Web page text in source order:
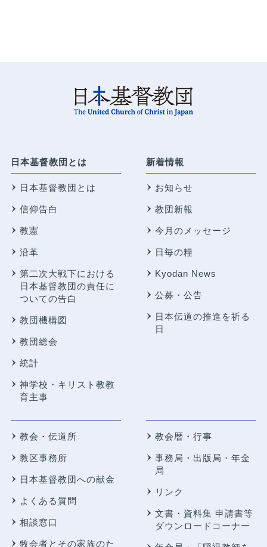
日本基督教団とは
日本基督教団とは
信仰告白
教憲
沿革
第二次大戦下における
日本基督教団の責任に
ついての告白
教団機構図
教団総会
統計
神学校・キリスト教教
育主事
新着情報
お知らせ
教団新報
今月のメッセージ
日毎の糧
Kyodan News
公募・公告
日本伝道の推進を祈る
日
教会・伝道所
教区事務所
日本基督教団への献金
よくある質問
相談窓口
牧会者とその家族のた
教会暦・行事
事務局・出版局・年金
局
リンク
文書・資料集 申請書等
ダウンロードコーナー